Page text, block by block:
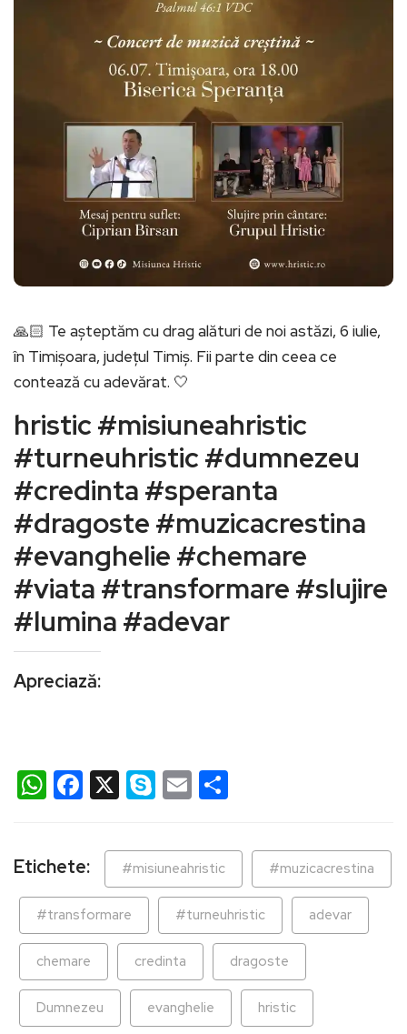
🙏🏻 Te așteptăm cu drag alături de noi astăzi, 6 iulie,
în Timișoara, județul Timiș. Fii parte din ceea ce
contează cu adevărat. 🤍
hristic #misiuneahristic
#turneuhristic #dumnezeu
#credinta #speranta
#dragoste #muzicacrestina
#evanghelie #chemare
#viata #transformare #slujire
#lumina #adevar
Apreciază:
WhatsApp
Facebook
X Skype
Email
Etichete: #misiuneahristic #muzicacrestina
#transformare #turneuhristic adevar
chemare credinta dragoste
Dumnezeu evanghelie hristic